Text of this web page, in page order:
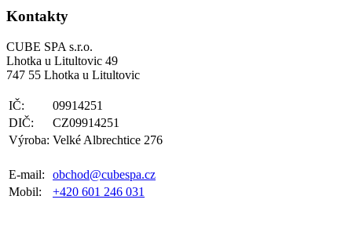
Kontakty
CUBE SPA s.r.o.
Lhotka u Litultovic 49
747 55 Lhotka u Litultovic
IČ:
09914251
DIČ:
CZ09914251
Výroba: Velké Albrechtice 276
E-mail:
obchod@cubespa.cz
Mobil:
+420 601 246 031